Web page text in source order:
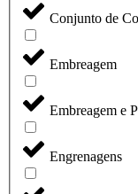
Conjunto de
Embreagem
Embreagem e
Engrenagens